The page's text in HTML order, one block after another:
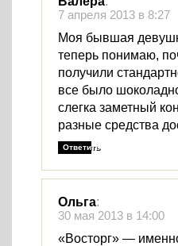
7 апреля 2013 в 8:27
Моя бывшая
теперь понимаю,
получили
все было
слегка заметный
разные средства
Ответить
Ольга:
30 мая 2013 в 14:00
«Восторг» —